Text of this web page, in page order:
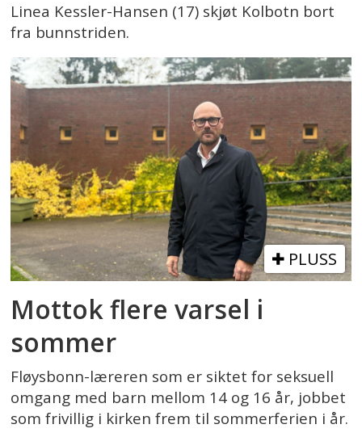
Linea Kessler-Hansen (17) skjøt Kolbotn bort
fra bunnstriden.
PLUSS
Mottok flere varsel i
sommer
Fløysbonn-læreren som er siktet for seksuell
omgang med barn mellom 14 og 16 år, jobbet
som frivillig i kirken frem til sommerferien i år.